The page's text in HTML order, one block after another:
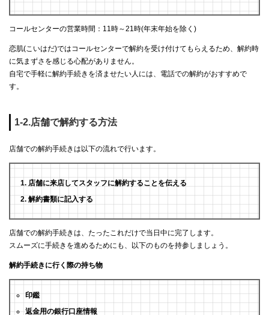
コールセンターの営業時間：11時～21時(年末年始を除く)
恋肌(こいはだ)ではコールセンターで解約を受け付けてもらえるため、解約時
に気まずさを感じる心配がありません。
自宅で手軽に解約手続きを済ませたい人には、電話での解約がおすすめで
す。
1-2.店舗で解約する方法
店舗での解約手続きは以下の流れで行います。
店舗に来店してスタッフに解約することを伝える
解約書類に記入する
店舗での解約手続きは、たったこれだけで当日中に完了します。
スムーズに手続きを進めるためにも、以下のものを持参しましょう。
解約手続きに行く際の持ち物
印鑑
返金用の銀行口座情報